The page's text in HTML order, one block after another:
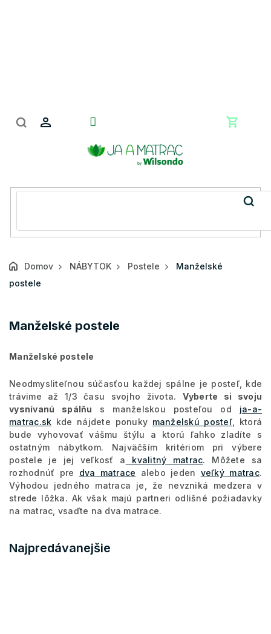
Domov NÁBYTOK Postele
Manželské
postele
Manželské postele
Manželské postele
Neodmysliteľnou súčasťou každej spálne je posteľ, kde
trávime až 1/3 času svojho života. Vyberte si svoju
vysnívanú spálňu s manželskou posteľou od ja-a-
matrac.sk kde nájdete ponuky manželskú posteľ, ktorá
bude vyhovovať vášmu štýlu a ktorú ľahko zladíte s
ostatným nábytkom. Najväčším kritériom pri výbere
postele je jej veľkosť a kvalitný matrac. Môžete sa
rozhodnúť pre dva matrace alebo jeden veľký matrac.
Výhodou jedného matraca je, že nevzniká medzera v
strede lôžka. Ak však majú partneri odlišné požiadavky
na matrac, vsaďte na dva matrace.
Najpredávanejšie